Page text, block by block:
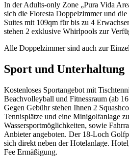
In der Adults-only Zone „Pura Vida
sich die Floresta Doppelzimmer und
Suites mit 109qm für bis zu 4
stehen 2 exklusive Whirlpools zur
Alle Doppelzimmer sind auch zur
Sport und Unterhaltung
Kostenloses Sportangebot mit
Beachvolleyball und Fitnessraum (ab
Gegen Gebühr stehen Ihnen 2
Tennisplätze und eine Minigolfanlage
Wassersportmöglichkeiten, sowie
Anbieter angeboten. Der 18-Loch
sich direkt neben der Hotelanlage.
Fee Ermäßigung.